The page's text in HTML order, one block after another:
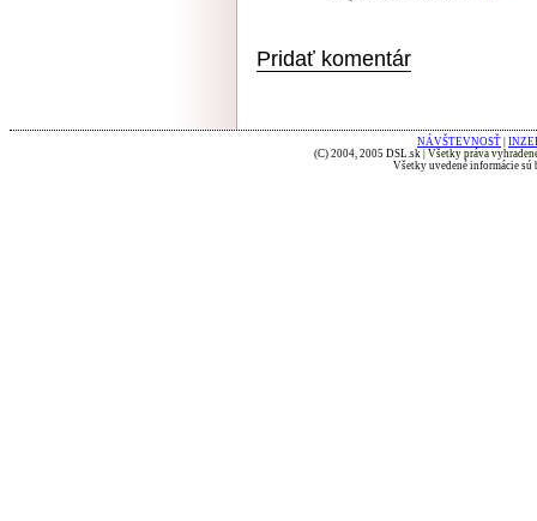
Pridať komentár
NÁVŠTEVNOSŤ
(C) 2004, 2005 DSL.sk | Všetky práva
Všetky uvedené informácie sú